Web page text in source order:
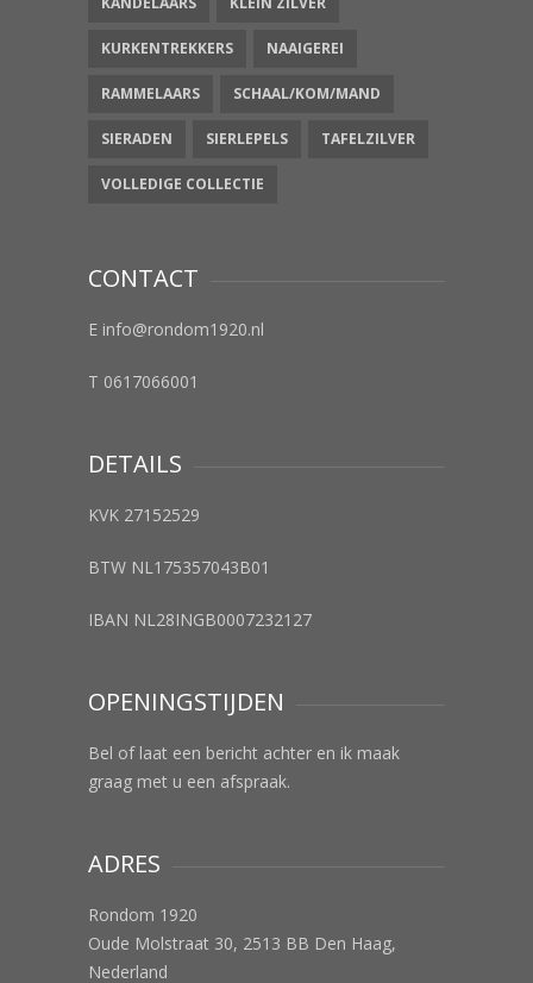
KURKENTREKKERS NAAIGEREI
RAMMELAARS SCHAAL/KOM/MAND
SIERADEN SIERLEPELS TAFELZILVER
VOLLEDIGE COLLECTIE
CONTACT
E info@rondom1920.nl
T 0617066001
DETAILS
KVK 27152529
BTW NL175357043B01
IBAN NL28INGB0007232127
OPENINGSTIJDEN
Bel of laat een bericht achter en ik maak
graag met u een afspraak.
ADRES
Rondom 1920
Oude Molstraat 30, 2513 BB Den Haag,
Nederland